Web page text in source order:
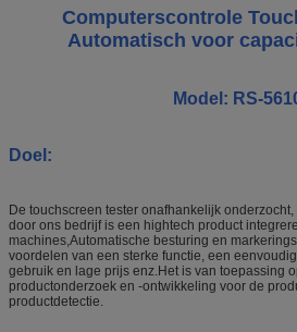
Computerscontrole
Automatisch voor
Model: RS-
Doel:
De touchscreen tester onafhankelijk
door ons bedrijf is een hightech product
machines,Automatische besturing en
voordelen van een sterke functie, een
gebruik en lage prijs enz.Het is van toepassing
productonderzoek en -ontwikkeling voor de
productdetectie.